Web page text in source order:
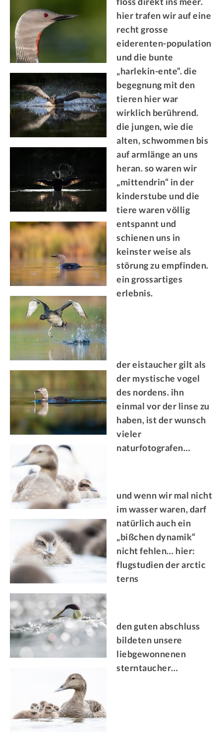
hier trafen wir auf eine
recht grosse
eiderenten-population
und die bunte
„harlekin-ente“. die
begegnung mit den
tieren hier war
wirklich berührend.
die jungen, wie die
alten, schwommen bis
auf armlänge an uns
heran. so waren wir
„mittendrin“ in der
kinderstube und die
tiere waren völlig
entspannt und
schienen uns in
keinster weise als
störung zu empfinden.
ein grossartiges
erlebnis.
der eistaucher gilt als
der mystische vogel
des nordens. ihn
einmal vor der linse zu
haben, ist der wunsch
vieler
naturfotografen…
und wenn wir mal nicht
im wasser waren, darf
natürlich auch ein
„bißchen dynamik“
nicht fehlen… hier:
flugstudien der arctic
terns
den guten abschluss
bildeten unsere
liebgewonnenen
sterntaucher…